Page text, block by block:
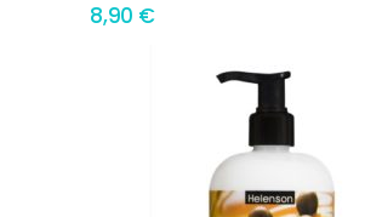
8,90 €